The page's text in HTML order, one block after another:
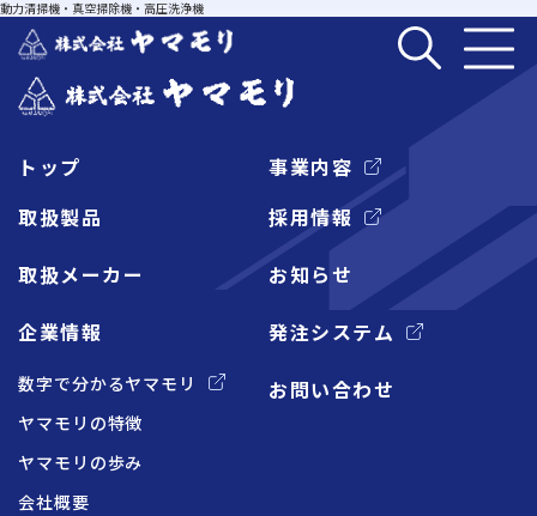
事業内容
取扱製品
取扱メーカー
動力清掃機・真空掃除機・高圧洗浄機
トップ
企業情報
数字で分かるヤマモリ
ヤマモリの特徴
ヤマモリの歩み
会社概要
事業内容
取扱製品
取扱メーカー
採用情報
お知らせ
発注システム
お問い合わせ